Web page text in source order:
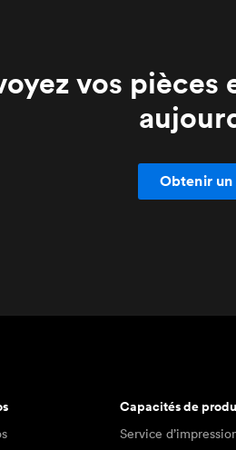
vos
Obtenir un
Capacités de
Service